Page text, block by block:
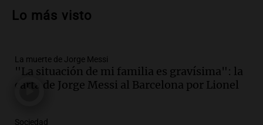
vehículos desde un puente
Audio.Tragedia en Mendoza: un muerto
y cinco heridos tras caer dos autos desde
un puente
Lo más visto
La muerte de Jorge Messi
"La situación de mi familia es gravísima": la
carta de Jorge Messi al Barcelona por Lionel
Sociedad